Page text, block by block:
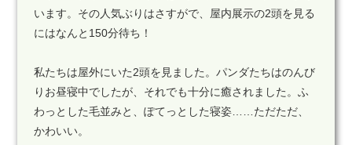
います。その人気ぶりはさすがで、屋内展示の2頭を見る
にはなんと150分待ち！
私たちは屋外にいた2頭を見ました。パンダたちはのんび
りお昼寝中でしたが、それでも十分に癒されました。ふ
わっとした毛並みと、ぽてっとした寝姿……ただただ、
かわいい。